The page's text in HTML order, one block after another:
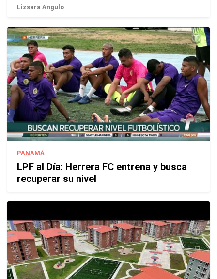
Lizsara Angulo
PANAMÁ
LPF al Día: Herrera FC entrena y busca
recuperar su nivel